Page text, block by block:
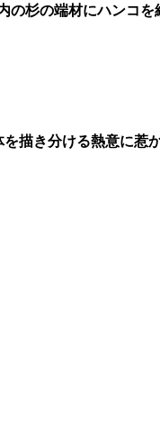
の杉の端材にハンコ
描き分ける熱意に惹